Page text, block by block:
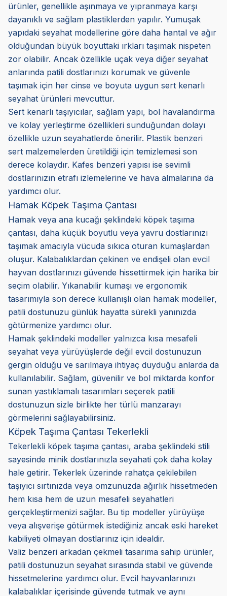
ürünler, genellikle aşınmaya ve yıpranmaya karşı
dayanıklı ve sağlam plastiklerden yapılır. Yumuşak
yapıdaki seyahat modellerine göre daha hantal ve ağır
olduğundan büyük boyuttaki ırkları taşımak nispeten
zor olabilir. Ancak özellikle uçak veya diğer seyahat
anlarında patili dostlarınızı korumak ve güvenle
taşımak için her cinse ve boyuta uygun sert kenarlı
seyahat ürünleri mevcuttur.
Sert kenarlı taşıyıcılar, sağlam yapı, bol havalandırma
ve kolay yerleştirme özellikleri sunduğundan dolayı
özellikle uzun seyahatlerde önerilir. Plastik benzeri
sert malzemelerden üretildiği için temizlemesi son
derece kolaydır. Kafes benzeri yapısı ise sevimli
dostlarınızın etrafı izlemelerine ve hava almalarına da
yardımcı olur.
Hamak Köpek Taşıma Çantası
Hamak veya ana kucağı şeklindeki köpek taşıma
çantası, daha küçük boyutlu veya yavru dostlarınızı
taşımak amacıyla vücuda sıkıca oturan kumaşlardan
oluşur. Kalabalıklardan çekinen ve endişeli olan evcil
hayvan dostlarınızı güvende hissettirmek için harika bir
seçim olabilir. Yıkanabilir kumaşı ve ergonomik
tasarımıyla son derece kullanışlı olan hamak modeller,
patili dostunuzu günlük hayatta sürekli yanınızda
götürmenize yardımcı olur.
Hamak şeklindeki modeller yalnızca kısa mesafeli
seyahat veya yürüyüşlerde değil evcil dostunuzun
gergin olduğu ve sarılmaya ihtiyaç duyduğu anlarda da
kullanılabilir. Sağlam, güvenilir ve bol miktarda konfor
sunan yastıklamalı tasarımları seçerek patili
dostunuzun sizle birlikte her türlü manzarayı
görmelerini sağlayabilirsiniz.
Köpek Taşıma Çantası Tekerlekli
Tekerlekli köpek taşıma çantası, araba şeklindeki stili
sayesinde minik dostlarınızla seyahati çok daha kolay
hale getirir. Tekerlek üzerinde rahatça çekilebilen
taşıyıcı sırtınızda veya omzunuzda ağırlık hissetmeden
hem kısa hem de uzun mesafeli seyahatleri
gerçekleştirmenizi sağlar. Bu tip modeller yürüyüşe
veya alışverişe götürmek istediğiniz ancak eski hareket
kabiliyeti olmayan dostlarınız için idealdir.
Valiz benzeri arkadan çekmeli tasarıma sahip ürünler,
patili dostunuzun seyahat sırasında stabil ve güvende
hissetmelerine yardımcı olur. Evcil hayvanlarınızı
kalabalıklar içerisinde güvende tutmak ve aynı